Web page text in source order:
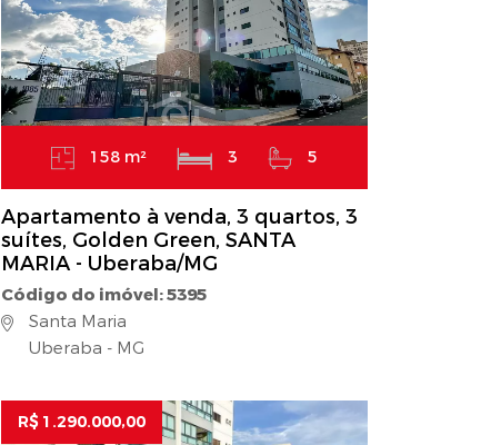
158 m² 3 5
Apartamento à venda, 3 quartos, 3
suítes, Golden Green, SANTA
MARIA - Uberaba/MG
Código do imóvel: 5395
Santa Maria
Uberaba - MG
R$ 1.290.000,00